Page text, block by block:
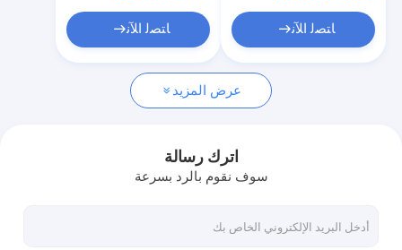
طلب اقتباس
ورقة لفائف مجلفنة
لوحة لفائف المدرفلة على الساخن
صفائح لفائف الصلب المدرفلة على البارد
ﺎﺘﺼﻟ ﺍﻶﻧ ﺎﺘﺼﻟ ﺍﻶﻧ
عرض المزيد
اترك رسالة
سوف نقوم بالرد بسرعة